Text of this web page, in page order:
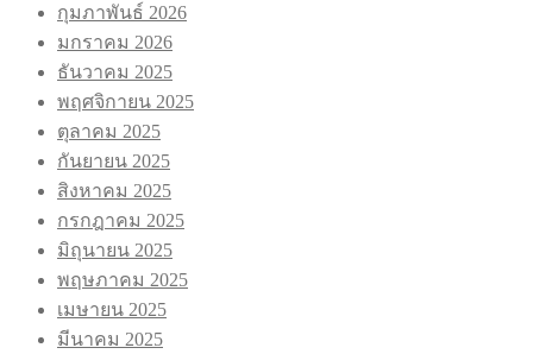
กุมภาพันธ์ 2026
มกราคม 2026
ธันวาคม 2025
พฤศจิกายน 2025
ตุลาคม 2025
กันยายน 2025
สิงหาคม 2025
กรกฎาคม 2025
มิถุนายน 2025
พฤษภาคม 2025
เมษายน 2025
มีนาคม 2025